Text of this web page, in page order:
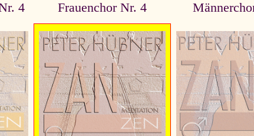
4 Frauenchor Nr. 4